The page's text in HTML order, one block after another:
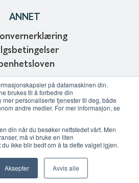
på datamaskinen din.
brukes til å forbedre din
personaliserte tjenester til deg, både
andre medier. For mer informasjon, se
din når du besøker nettstedet vårt. Men
må vi bruke en liten
ikke blir bedt om å ta dette valget igjen.
Aksepter Avvis alle
OSS
ANNET
© 2024
of Affinitet AS